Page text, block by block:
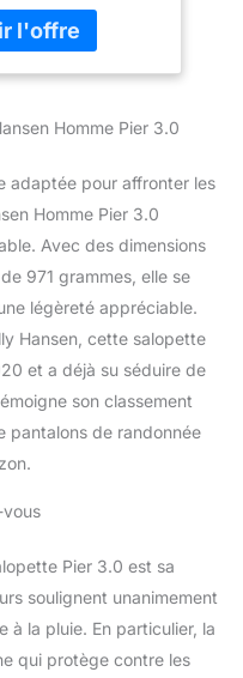
vous protège
de
en mer Le
coupe-
respirant et la
rapide vous
au sec et
pendant vos
sur l'eau La
à glissière
YKK
les
velcro
le haut dos
empêchent la
un confort
Les bretelles
Homme Pier 3.0
adaptée pour affronter les
Homme Pier 3.0
Avec des dimensions
971 grammes, elle se
légèreté appréciable.
Hansen, cette salopette
et a déjà su séduire de
son classement
pantalons de randonnée
Pier 3.0 est sa
soulignent unanimement
à la pluie. En particulier, la
qui protège contre les